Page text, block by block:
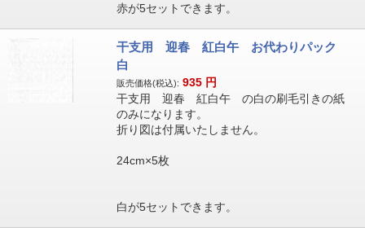
赤が5セットできます。
干支用 迎春 紅白午 お代わりパック
白
販売価格(税込): 935 円
干支用 迎春 紅白午 の白の刷毛引きの紙
のみになります。
折り図は付属いたしません。
24cm×5枚
白が5セットできます。